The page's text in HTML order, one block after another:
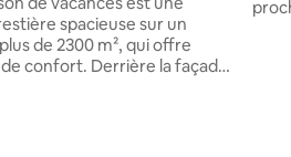
spacieuse sur un
de 2300 m², qui offre
confort. Derrière la façade